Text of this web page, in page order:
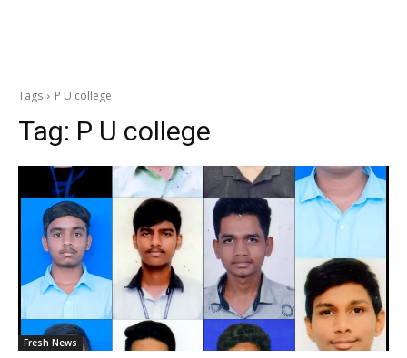
Tags P U college
Tag: P U college
Fresh News